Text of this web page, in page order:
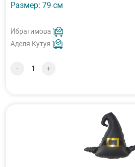
Размер: 79 см
Ибрагимова
Аделя Кутуя
- +